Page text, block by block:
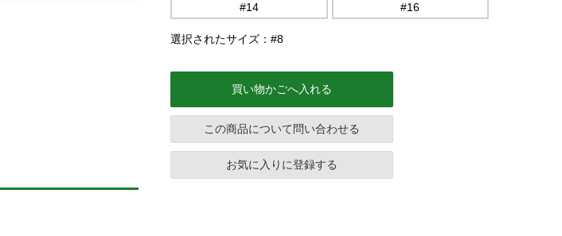
#14 #16
選択されたサイズ：#8
買い物かごへ入れる
この商品について問い合わせる
お気に入りに登録する